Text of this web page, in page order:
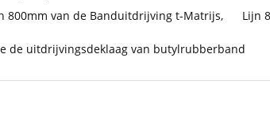
800mm van de Banduitdrijving t-Matrijs, Lijn
de uitdrijvingsdeklaag van butylrubberband